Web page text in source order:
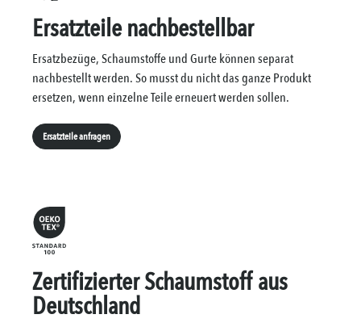
Ersatzteile nachbestellbar
Ersatzbezüge, Schaumstoffe und Gurte können separat
nachbestellt werden. So musst du nicht das ganze Produkt
ersetzen, wenn einzelne Teile erneuert werden sollen.
Ersatzteile anfragen
Zertifizierter Schaumstoff aus
Deutschland